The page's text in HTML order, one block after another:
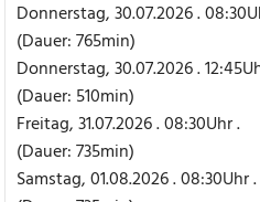
Donnerstag, 30.07.2026 .
(Dauer: 765min)
Donnerstag, 30.07.2026 .
(Dauer: 510min)
Freitag, 31.07.2026 . 08:30Uhr .
(Dauer: 735min)
Samstag, 01.08.2026 . 08:30Uhr .